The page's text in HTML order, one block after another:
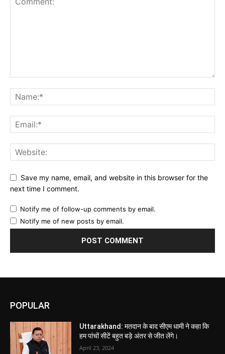
Save my name, email, and website in this browser for the
next time I comment.
Notify me of follow-up comments by email.
Notify me of new posts by email.
POPULAR
Uttarakhand: मतदान के बाद सीएम धामी ने कहा कि
हम पांचों सीटें बहुत बड़े अंतर से जीत लेंगे।
April 23, 2024